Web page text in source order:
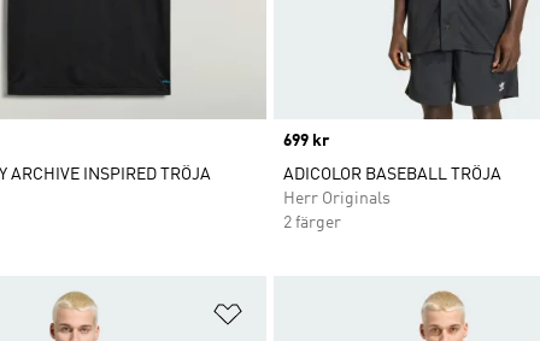
ARCHIVE INSPIRED TRÖJA
Price
699 kr
ADICOLOR BASEBALL TRÖJA
Herr Originals
2 färger
Lägg till på önskelistan